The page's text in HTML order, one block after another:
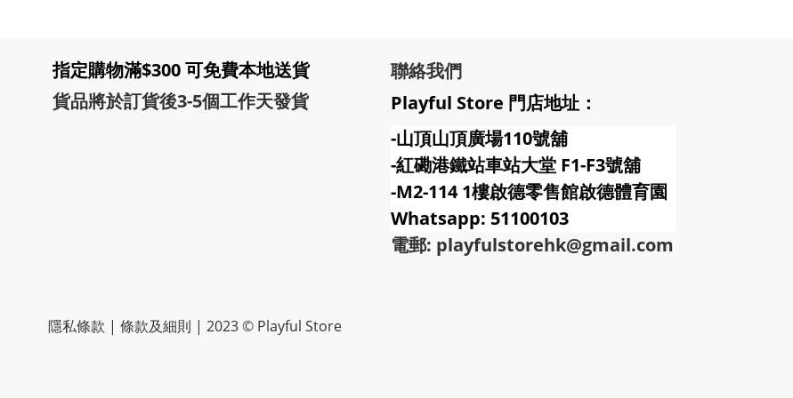
指定購物滿$300 可免費本地送貨
貨品將於訂貨後3-5個工作天發貨
聯絡我們
Playful Store 門店地址：
-山頂山頂廣場110號舖
-紅磡港鐵站車站大堂 F1-F3號舖
-M2-114 1樓啟德零售館啟德體育園
Whatsapp: 51100103
電郵: playfulstorehk@gmail.com
隱私條款 | 條款及細則 | 2023 © Playful Store